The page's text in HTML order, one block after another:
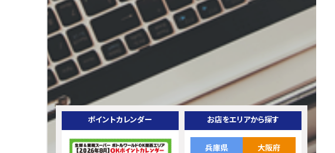
ポイントカレンダー お店をエリアから探す
兵庫県 大阪府